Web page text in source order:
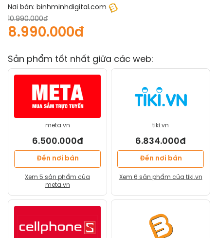
Nơi bán: binhminhdigital.com
10.990.000đ
8.990.000đ
Sản phẩm tốt nhất giữa các web:
meta.vn
6.500.000đ
Đến nơi bán
Xem 5 sản phẩm của
meta.vn
tiki.vn
6.834.000đ
Đến nơi bán
Xem 6 sản phẩm của tiki.vn